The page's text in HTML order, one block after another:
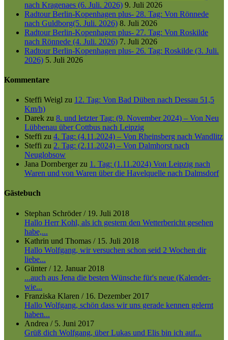
nach Kragenaes (6. Juli. 2026) 9. Juli 2026
Radtour Berlin-Kopenhagen plus- 28. Tag: Von Rönnede
nach Guldborg(5. Juli. 2026) 8. Juli 2026
Radtour Berlin-Kopenhagen plus- 27. Tag: Von Roskilde
nach Rönnede (4. Juli. 2026) 7. Juli 2026
Radtour Berlin-Kopenhagen plus- 26. Tag: Roskilde (3. Juli.
2026) 5. Juli 2026
Kommentare
Steffi Weigl zu 12. Tag: Von Bad Düben nach Dessau 51,5
Km/h)
Darek zu 8. und letzter Tag: (9. November 2024) – Von Neu
Lübbenau über Cottbus nach Leipzig
Steffi zu 4. Tag: (4.11.2024) – Von Rheinsberg nach Wandlitz
Steffi zu 2. Tag: (2.11.2024) – Von Dalmhorst nach
Neuglobsow
Jana Dornbergerzu 1. Tag: (1.11.2024) Von Leipzig nach
Waren und von Waren über die Havelquelle nach Dalmsdorf
Gästebuch
Stephan Schröder/ 19. Juli 2018
Hallo Herr Kohl, als ich gestern den Wetterbericht gesehen
habe,...
Kathrin und Thomas / 15. Juli 2018
Hallo Wolfgang, wir versuchen schon seid 2 Wochen dir
liebe...
Günter/ 12. Januar 2018
...auch aus Jena die besten Wünsche für's neue (Kalender-
wie...
Franziska Klaren / 16. Dezember 2017
Hallo Wolfgang, schön dass wir uns gerade kennen gelernt
haben...
Andrea / 5. Juni 2017
Grüß dich Wolfgang, über Lukas und Elis bin ich auf...